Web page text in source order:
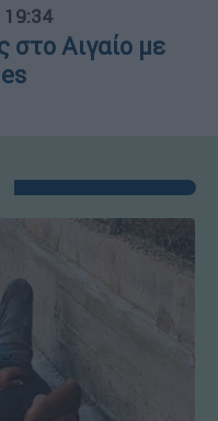
19:34
στο Αιγαίο με